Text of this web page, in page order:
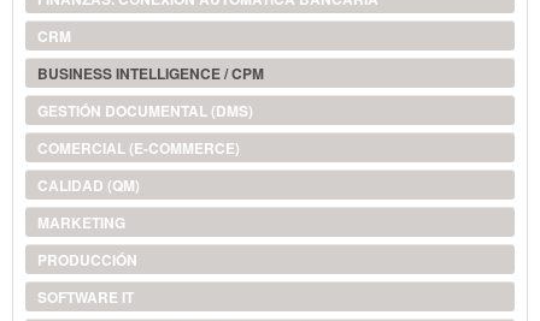
CRM
BUSINESS INTELLIGENCE / CPM
GESTIÓN DOCUMENTAL (DMS)
COMERCIAL (E-COMMERCE)
CALIDAD (QM)
MARKETING
PRODUCCIÓN
SOFTWARE IT